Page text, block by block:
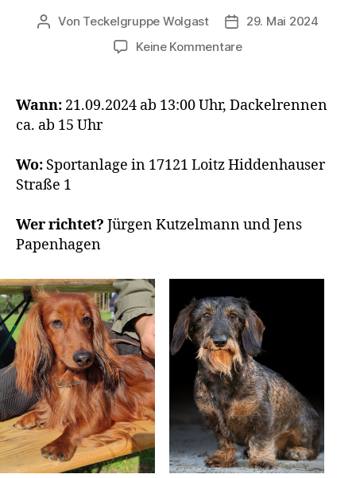
Beitragsautor
Von Teckelgruppe Wolgast
29. Mai 2024
Keine Kommentarezu
Juniorhandling
Wann: 21.09.2024 ab 13:00 Uhr, Dackelrennen
ca. ab 15 Uhr
Wo: Sportanlage in 17121 Loitz Hiddenhauser
Straße 1
Wer richtet? Jürgen Kutzelmann und Jens
Papenhagen